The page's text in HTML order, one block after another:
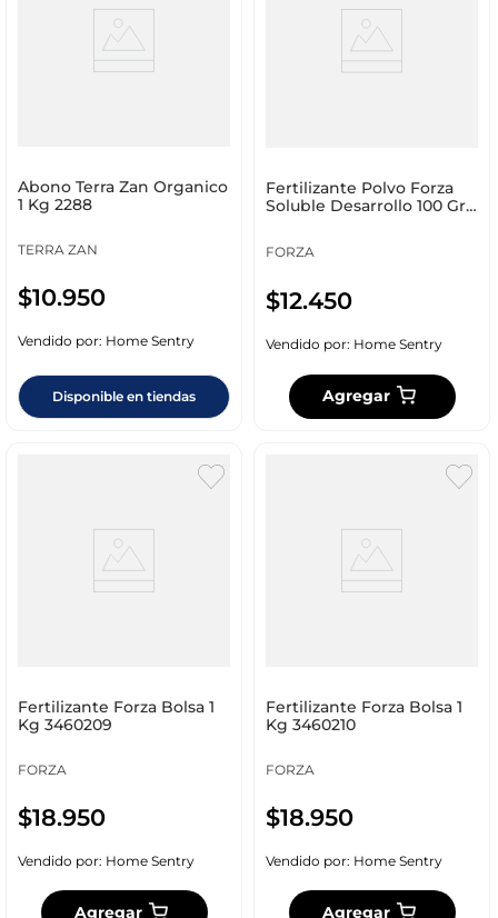
Abono Terra Zan Organico
1 Kg 2288
TERRA ZAN
$10.950
Vendido por: Home Sentry
Disponible en tiendas
Fertilizante Polvo Forza
Soluble Desarrollo 100 Gr
FORZA
$12.450
Vendido por: Home Sentry
Agregar
Fertilizante Forza Bolsa 1
Kg 3460209
FORZA
$18.950
Vendido por: Home Sentry
Agregar
Fertilizante Forza Bolsa 1
Kg 3460210
FORZA
$18.950
Vendido por: Home Sentry
Agregar